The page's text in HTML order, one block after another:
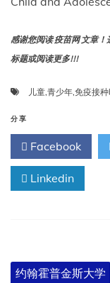
感谢您阅读 疫苗网 文章
标题或阅读更多!!!
儿童,青少年,免疫接
分享
Facebook
Linkedin
约翰霍普金斯大学